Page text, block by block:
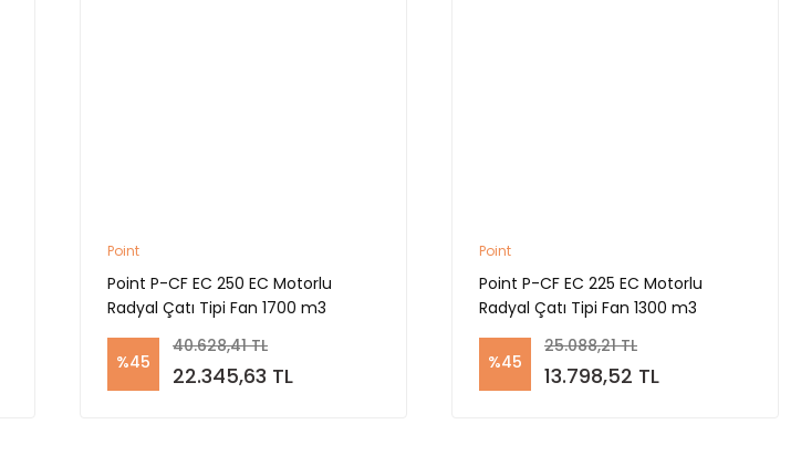
Point
Point P-CF EC 250 EC Motorlu
Radyal Çatı Tipi Fan 1700 m3
%45
40.628,41 TL
22.345,63 TL
Point
Point P-CF EC 225 EC Motorlu
Radyal Çatı Tipi Fan 1300 m3
%45
25.088,21 TL
13.798,52 TL